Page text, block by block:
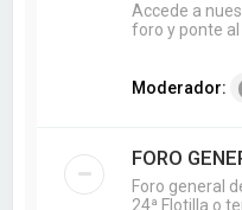
Accede a
foro y ponte
Moderador:
FORO
Foro general
24ª Flotilla o